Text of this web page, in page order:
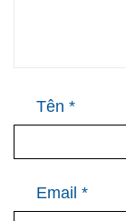
Tên *
Email *